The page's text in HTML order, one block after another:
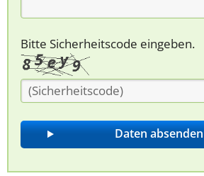
Bitte Sicherheitscode eingeben.